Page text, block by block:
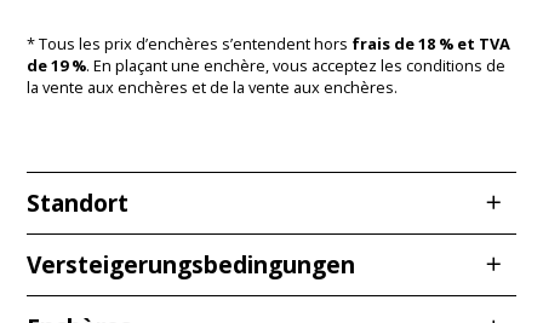
* Tous les prix d’enchères s’entendent hors frais de 18 % et TVA
de 19 %. En plaçant une enchère, vous acceptez les conditions de
la vente aux enchères et de la vente aux enchères.
Standort
Redcarstraße 3
53842 Troisdorf
Versteigerungsbedingungen